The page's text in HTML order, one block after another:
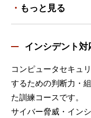
もっと見る
インシデント
コンピュータセキュ
するための判断力・
た訓練コースです。
サイバー脅威・イン